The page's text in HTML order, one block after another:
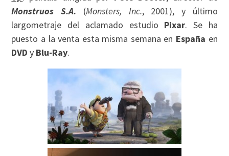
Monstruos S.A. (Monsters, Inc., 2001), y último
largometraje del aclamado estudio Pixar. Se ha
puesto a la venta esta misma semana en España en
DVD y Blu-Ray.